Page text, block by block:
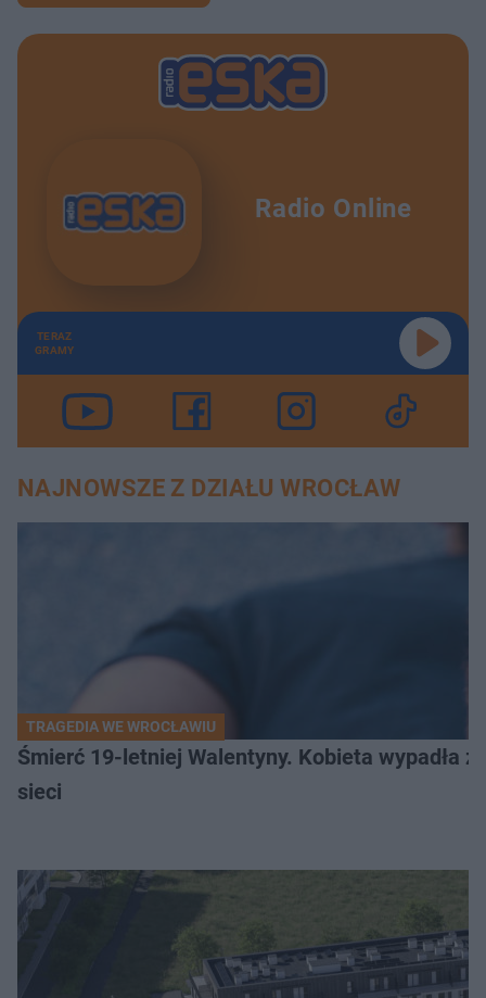
Radio Online
TERAZ
GRAMY
NAJNOWSZE Z DZIAŁU WROCŁAW
TRAGEDIA WE WROCŁAWIU
Śmierć 19-letniej Walentyny. Kobieta wypadła
sieci